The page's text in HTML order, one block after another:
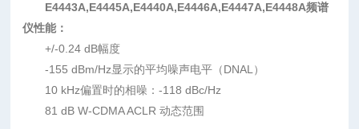
E4443A,E4445A,E4440A,E4446A,E4447A,E4448A频谱
仪性能：
+/-0.24 dB幅度
-155 dBm/Hz显示的平均噪声电平（DNAL）
10 kHz偏置时的相噪：-118 dBc/Hz
81 dB W-CDMA ACLR 动态范围